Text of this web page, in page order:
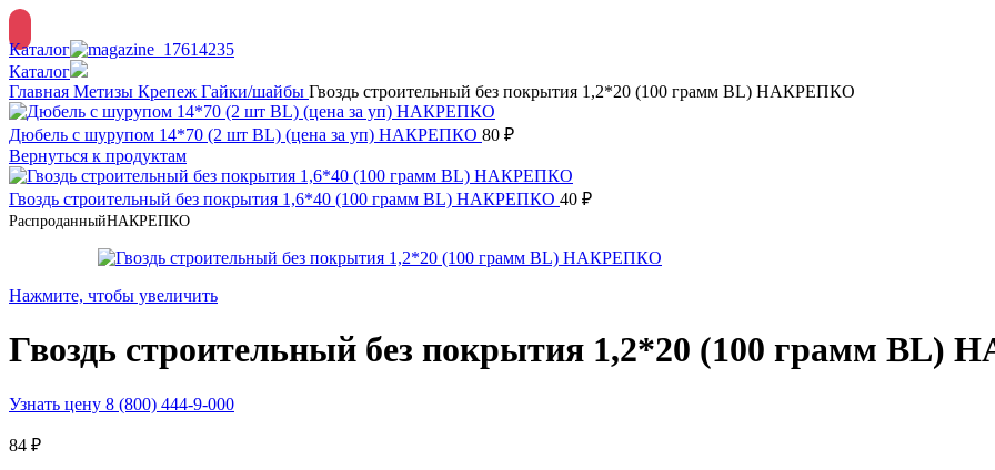
Каталог
Каталог
Главная Метизы Крепеж Гайки/шайбы Гвоздь строительный без покрытия 1,2*20 (100 грамм BL) НАКРЕПКО
Дюбель с шурупом 14*70 (2 шт BL) (цена за уп) НАКРЕПКО 80 ₽
Вернуться к продуктам
Гвоздь строительный без покрытия 1,6*40 (100 грамм BL) НАКРЕПКО 40 ₽
РаспроданныйНАКРЕПКО
Нажмите, чтобы увеличить
Гвоздь строительный без покрытия 1,2*20 (100 грамм
Узнать цену 8 (800) 444-9-000
84 ₽